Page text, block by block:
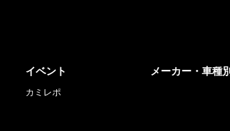
イベント
カミレポ
メーカー・車種別